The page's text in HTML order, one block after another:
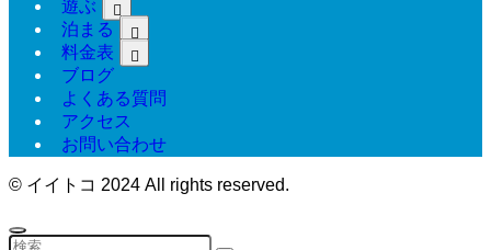
遊ぶ
泊まる
料金表
ブログ
よくある質問
アクセス
お問い合わせ
© イイトコ 2024 All rights reserved.